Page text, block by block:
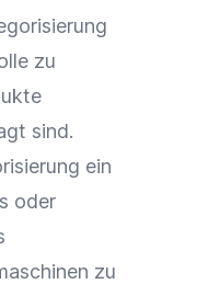
zu
sind.
ein
oder
zu